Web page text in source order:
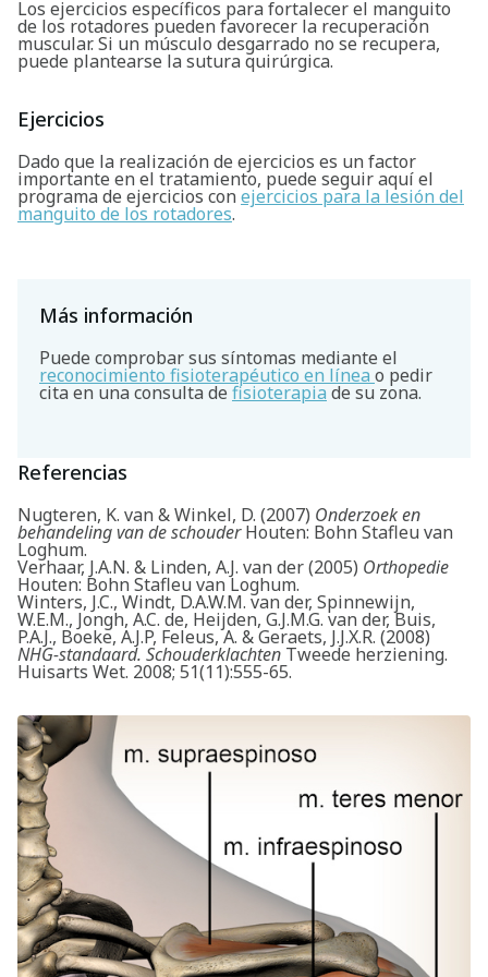
Buscar
Los ejercicios específicos para fortalecer el manguito
de los rotadores pueden favorecer la recuperación
muscular. Si un músculo desgarrado no se recupera,
puede plantearse la sutura quirúrgica.
Ejercicios
Dado que la realización de ejercicios es un factor
importante en el tratamiento, puede seguir aquí el
programa de ejercicios con ejercicios para la lesión del
manguito de los rotadores.
Más información
Puede comprobar sus síntomas mediante el
reconocimiento fisioterapéutico en línea o pedir
cita en una consulta defisioterapiade su zona.
Referencias
Nugteren, K. van & Winkel, D. (2007) Onderzoek en
behandeling van de schouderHouten: Bohn Stafleu van
Loghum.
Verhaar, J.A.N. & Linden, A.J. van der (2005) Orthopedie
Houten: Bohn Stafleu van Loghum.
Winters, J.C., Windt, D.A.W.M. van der, Spinnewijn,
W.E.M., Jongh, A.C. de, Heijden, G.J.M.G. van der, Buis,
P.A.J., Boeke, A.J.P, Feleus, A. & Geraets, J.J.X.R. (2008)
NHG-standaard. Schouderklachten Tweede herziening.
Huisarts Wet. 2008; 51(11):555-65.